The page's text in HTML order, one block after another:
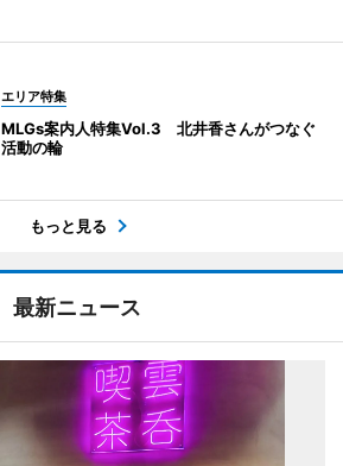
エリア特集
MLGs案内人特集Vol.3 北井香さんがつなぐ
活動の輪
もっと見る
最新ニュース